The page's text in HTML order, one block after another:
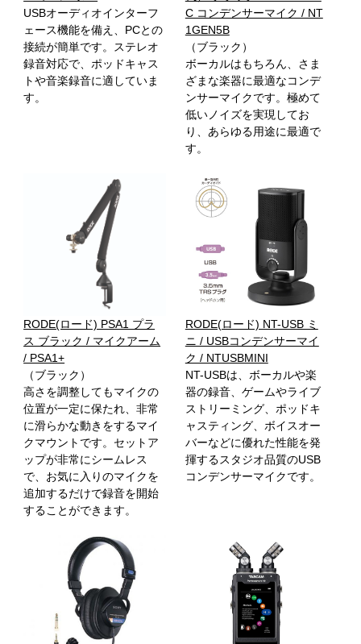
USBオーディオインターフ
ェース機能を備え、PCとの
接続が簡単です。ステレオ
録音対応で、ポッドキャス
トや音楽録音に適していま
す。
C コンデンサーマイク / NT
1GEN5B
（ブラック）
ボーカルはもちろん、さま
ざまな楽器に最適なコンデ
ンサーマイクです。極めて
低いノイズを実現してお
り、あらゆる用途に最適で
す。
RODE(ロード) PSA1 プラ
ス ブラック / マイクアーム
/ PSA1+
（ブラック）
高さを調整してもマイクの
位置が一定に保たれ、非常
に滑らかな動きをするマイ
クマウントです。セットア
ップが非常にシームレス
で、お気に入りのマイクを
追加するだけで録音を開始
することができます。
RODE(ロード) NT-USB ミ
ニ / USBコンデンサーマイ
ク / NTUSBMINI
NT-USBは、ボーカルや楽
器の録音、ゲームやライブ
ストリーミング、ポッドキ
ャスティング、ボイスオー
バーなどに優れた性能を発
揮するスタジオ品質のUSB
コンデンサーマイクです。